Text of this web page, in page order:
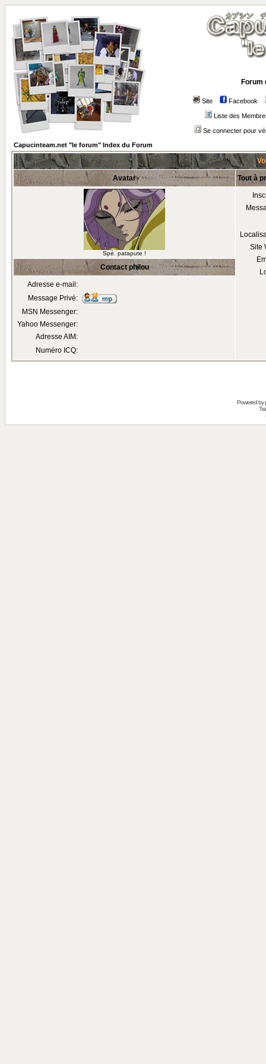
Forum
Site Facebook
Liste des
Se connecter pour
Capucinteam.net "le forum" Index du Forum
Avatar Tout à
Spé. patapute !
Site
Contact philou
Adresse e-mail:
Message Privé:
MSN Messenger:
Yahoo Messenger:
Adresse AIM:
Numéro ICQ:
Powered by